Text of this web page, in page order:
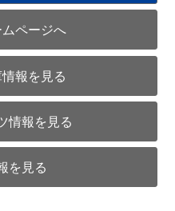
ページへ
報を見る
情報を見る
を見る